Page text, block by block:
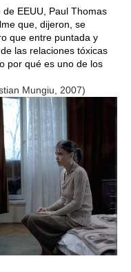
EEUU, Paul Thomas
que, dijeron, se
que entre puntada y
las relaciones tóxicas
por qué es uno de los
Mungiu, 2007)